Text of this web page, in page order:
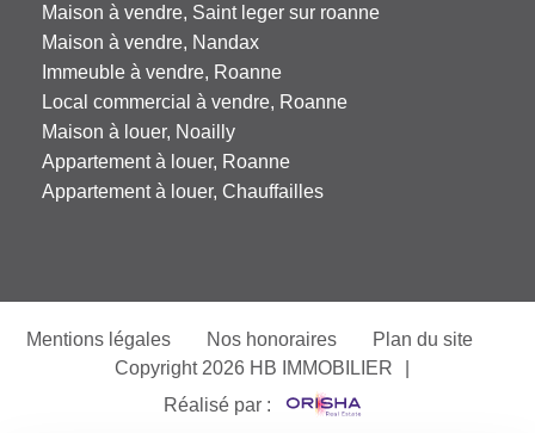
Maison à vendre, Saint leger sur roanne
Maison à vendre, Nandax
Immeuble à vendre, Roanne
Local commercial à vendre, Roanne
Maison à louer, Noailly
Appartement à louer, Roanne
Appartement à louer, Chauffailles
Mentions légales Nos honoraires
Plan du site
Copyright 2026 HB IMMOBILIER
Réalisé par :